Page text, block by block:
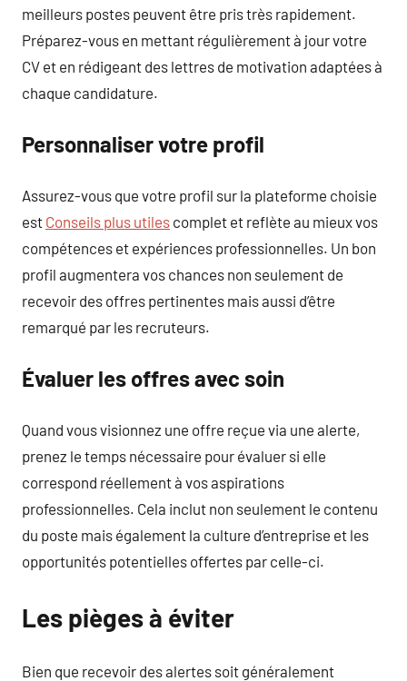
meilleurs postes peuvent être pris très rapidement.
Préparez-vous en mettant régulièrement à jour votre
CV et en rédigeant des lettres de motivation adaptées à
chaque candidature.
Personnaliser votre profil
Assurez-vous que votre profil sur la plateforme choisie
est Conseils plus utiles complet et reflète au mieux vos
compétences et expériences professionnelles. Un bon
profil augmentera vos chances non seulement de
recevoir des offres pertinentes mais aussi d’être
remarqué par les recruteurs.
Évaluer les offres avec soin
Quand vous visionnez une offre reçue via une alerte,
prenez le temps nécessaire pour évaluer si elle
correspond réellement à vos aspirations
professionnelles. Cela inclut non seulement le contenu
du poste mais également la culture d’entreprise et les
opportunités potentielles offertes par celle-ci.
Les pièges à éviter
Bien que recevoir des alertes soit généralement